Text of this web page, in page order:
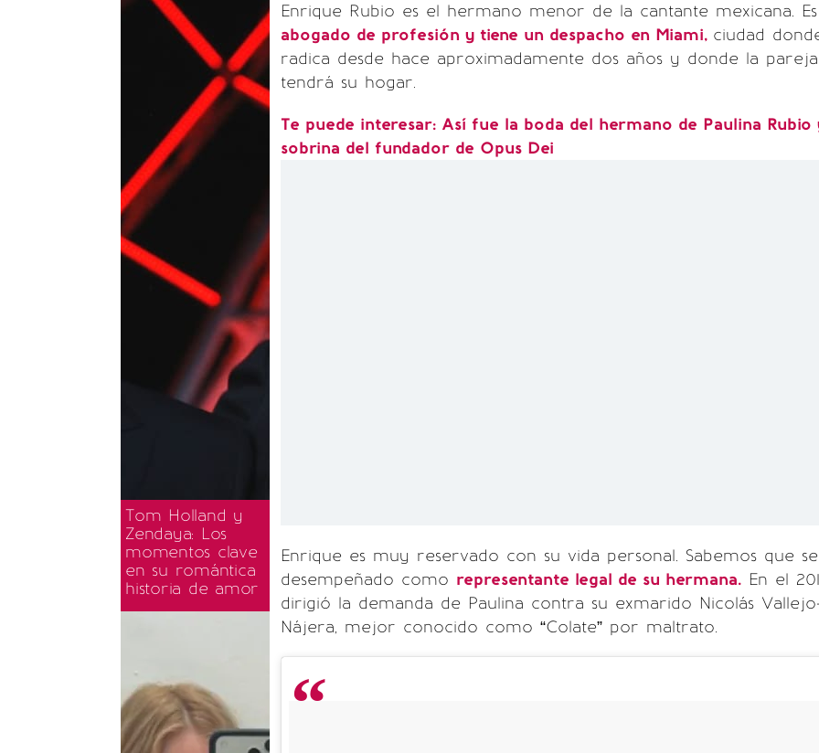
Tom Holland y
Zendaya: Los
momentos clave
en su romántica
historia de amor
Enrique Rubio es el hermano menor de la cantante mexicana. Es
abogado de profesión y tiene un despacho en Miami, ciudad
radica desde hace aproximadamente dos años y donde la pareja
tendrá su hogar.
Te puede interesar: Así fue la boda del hermano de Paulina Rubio
sobrina del fundador de Opus Dei
Enrique es muy reservado con su vida personal. Sabemos que
desempeñado como representante legal de su hermana. En el
dirigió la demanda de Paulina contra su exmarido Nicolás
Nájera, mejor conocido como “Colate” por maltrato.